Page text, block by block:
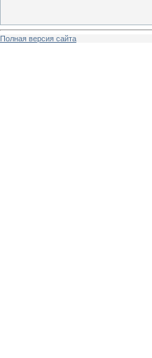
Полная версия сайта